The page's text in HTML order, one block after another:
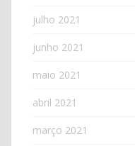
julho 2021
junho 2021
maio 2021
abril 2021
março 2021